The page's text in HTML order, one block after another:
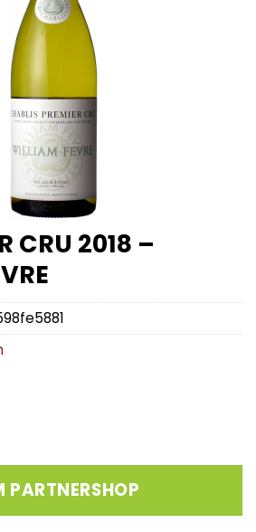
CRU 2018 –
PARTNERSHOP